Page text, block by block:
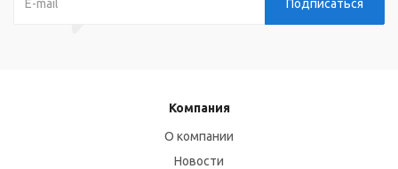
Компания
О компании
Новости